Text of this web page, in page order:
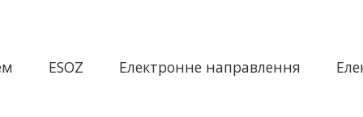
ESOZ Електронне направлення